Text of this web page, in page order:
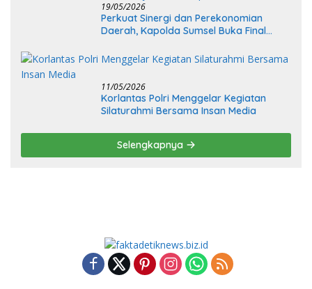
19/05/2026
Perkuat Sinergi dan Perekonomian
Daerah, Kapolda Sumsel Buka Final
11/05/2026
Korlantas Polri Menggelar Kegiatan
Silaturahmi Bersama Insan Media
Selengkapnya